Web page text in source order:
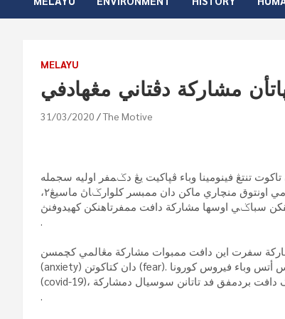
MELAYU
31/03/2020 The Motive
تنتڠ فينومينا وباء ڤڽاكيت يڠ دݢمفر اوليه سجمله
ورڬ مشاركة دنيا ساعت اين، تتافي مريك اين هاروس ملاكوكن فكرجأن دمي اونتوق منچاري ماكن دان ممبسر كلوارݢاڽ ماسيڠ٢،
.
سفرت اين دافت ممبوات مشاركة مڠالمي كچمسن
(anxiety) دان كتاكوتن (fear). كونديسي اين فول مڽببكن كهيدوفن سوسيال-إيكونومي مشاركة برإيمبس أتس وباء فيروس كورونا
.